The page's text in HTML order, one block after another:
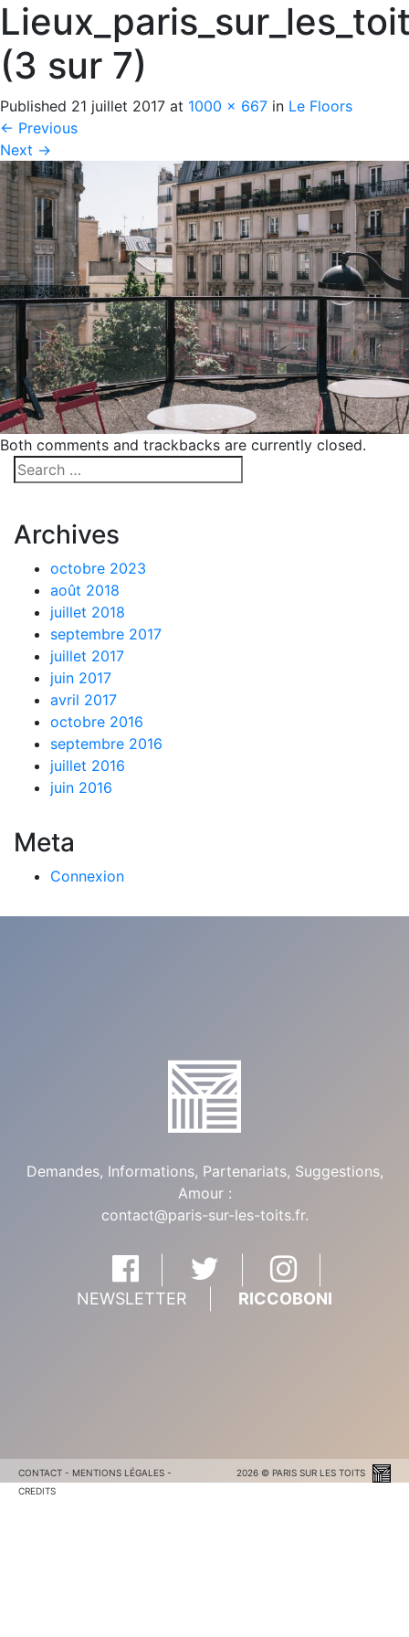
(3 sur 7)
Published 21 juillet 2017 at 1000 × 667 in Le Floors
← Previous
Next →
Both comments and trackbacks are currently closed.
Archives
octobre 2023
août 2018
juillet 2018
septembre 2017
juillet 2017
juin 2017
avril 2017
octobre 2016
septembre 2016
juillet 2016
juin 2016
Meta
Connexion
Demandes, Informations, Partenariats, Suggestions,
Amour :
contact@paris-sur-les-toits.fr.
NEWSLETTER RICCOBONI
CONTACT - MENTIONS LÉGALES -
CREDITS
2026 © PARIS SUR LES TOITS